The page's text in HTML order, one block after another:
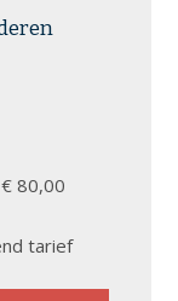
80,00
tarief